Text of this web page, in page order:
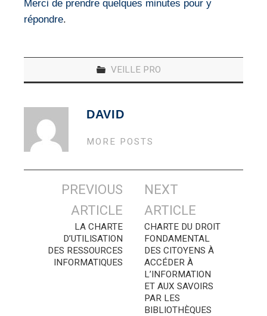
Merci de prendre quelques minutes pour y
répondre.
VEILLE PRO
DAVID
MORE POSTS
Navigation
articles
PREVIOUS
ARTICLE
LA CHARTE
D’UTILISATION
DES RESSOURCES
INFORMATIQUES
NEXT
ARTICLE
CHARTE DU DROIT
FONDAMENTAL
DES CITOYENS À
ACCÉDER À
L’INFORMATION
ET AUX SAVOIRS
PAR LES
BIBLIOTHÈQUES